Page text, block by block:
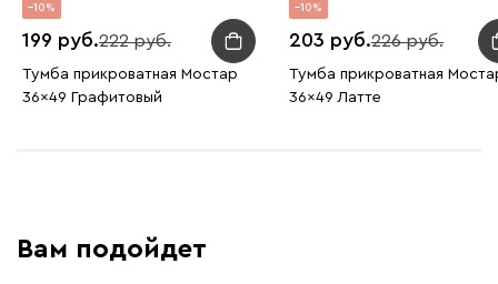
10
199 222
Тумба прикроватная Мостар
36x49 Графитовый
10
203 226
Тумба прикроватная
36x49 Латте
Вам подойдет